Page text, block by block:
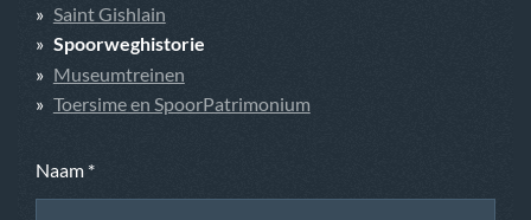
Saint Gishlain
Spoorweghistorie
Museumtreinen
Toersime en SpoorPatrimonium
Naam *